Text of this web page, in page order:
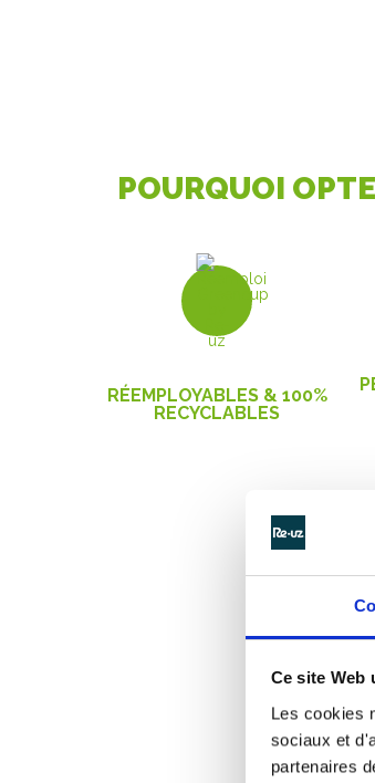
Ce site Web
Les cookies
sociaux et
partenaires
POURQUOI
RÉEMPLOYABLES & 100%
RECYCLABLES
Afin de